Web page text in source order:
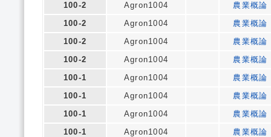
100-2
Agron1004
農業概論
100-2
Agron1004
農業概論
100-2
Agron1004
農業概論
100-2
Agron1004
農業概論
100-1
Agron1004
農業概論
100-1
Agron1004
農業概論
100-1
Agron1004
農業概論
100-1
Agron1004
農業概論